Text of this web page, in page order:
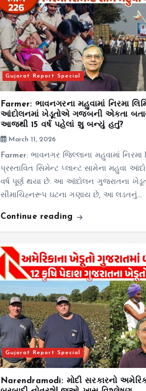
Gujarat Report Special
Farmer: ભાવનગરના મહુવામાં નિરમા
આંદોલનમાં ખેડૂતોએ ગજબની એકતા
આજથી 15 વર્ષ પહેલાં શુ બન્યું હતું?
March 11, 2026
Farmer: ભાવનગર જિલ્લાના મહુવામાં નિરમા
પ્રસ્તાવિત સિમેન્ટ પ્લાન્ટ સામેના મહુવા
વર્ષ પૂર્ણ થયા છે. આ આંદોલન ગુજરાતના
સીમાચિહ્નરૂપ ઘટના ગણાય છે, આ લડતનું…
Continue reading
Gujarat Report Special
Narendramodi: મોદી સરકારનો